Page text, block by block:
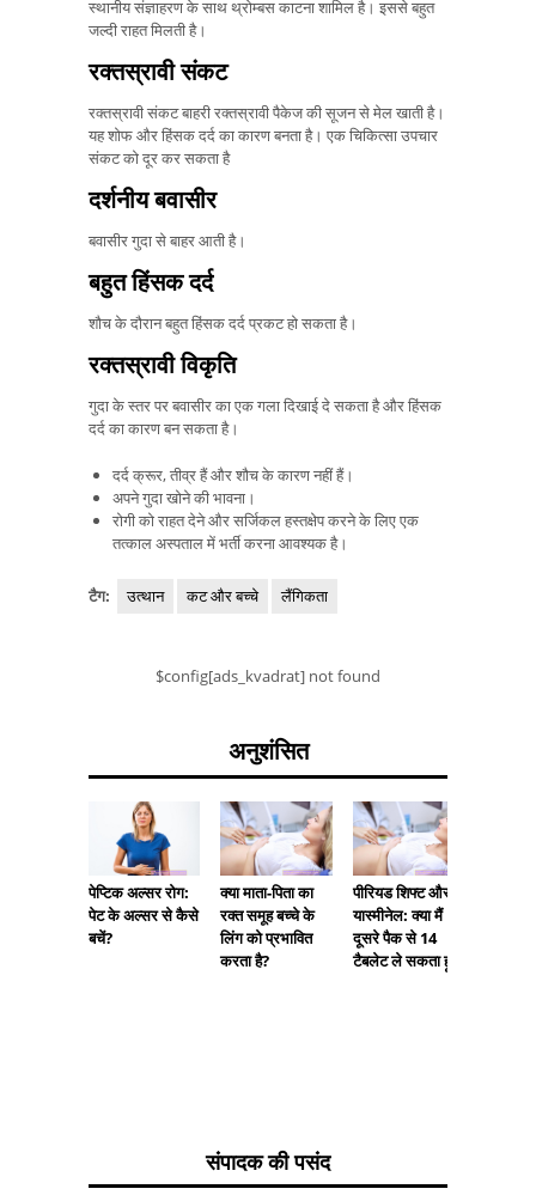
स्थानीय संज्ञाहरण के साथ थ्रोम्बस काटना शामिल है। इससे बहुत
जल्दी राहत मिलती है।
रक्तस्रावी संकट
रक्तस्रावी संकट बाहरी रक्तस्रावी पैकेज की सूजन से मेल खाती है।
यह शोफ और हिंसक दर्द का कारण बनता है। एक चिकित्सा उपचार
संकट को दूर कर सकता है
दर्शनीय बवासीर
बवासीर गुदा से बाहर आती है।
बहुत हिंसक दर्द
शौच के दौरान बहुत हिंसक दर्द प्रकट हो सकता है।
रक्तस्रावी विकृति
गुदा के स्तर पर बवासीर का एक गला दिखाई दे सकता है और हिंसक
दर्द का कारण बन सकता है।
दर्द क्रूर, तीव्र हैं और शौच के कारण नहीं हैं।
अपने गुदा खोने की भावना।
रोगी को राहत देने और सर्जिकल हस्तक्षेप करने के लिए एक
तत्काल अस्पताल में भर्ती करना आवश्यक है।
टैग: उत्थान कट और बच्चे लैंगिकता
$config[ads_kvadrat] not found
अनुशंसित
पेप्टिक अल्सर रोग:
पेट के अल्सर से कैसे
बचें?
क्या माता-पिता का
रक्त समूह बच्चे के
लिंग को प्रभावित
करता है?
पीरियड शिफ्ट और
यास्मीनेल: क्या मैं
दूसरे पैक से 14
टैबलेट ले सकता हूं?
संपादक की पसंद